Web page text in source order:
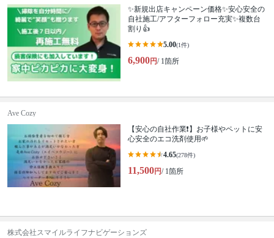
✨新規出店キャンペーン価格✨安心安全の
自社施工/アフターフォロー充実✨複数台
割り👍
5.00(1件)
6,900円/ 1箇所
Ave Cozy
【安心の自社作業❗️】お子様やペットに安
心安全のエコ洗剤使用🌱
4.65(278件)
11,500円/ 1箇所
株式会社スマイルライフナビゲーションズ